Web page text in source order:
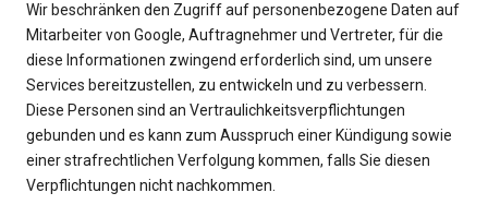
Wir beschränken den Zugriff auf personenbezogene Daten auf
Mitarbeiter von Google, Auftragnehmer und Vertreter, für die
diese Informationen zwingend erforderlich sind, um unsere
Services bereitzustellen, zu entwickeln und zu verbessern.
Diese Personen sind an Vertraulichkeitsverpflichtungen
gebunden und es kann zum Ausspruch einer Kündigung sowie
einer strafrechtlichen Verfolgung kommen, falls Sie diesen
Verpflichtungen nicht nachkommen.